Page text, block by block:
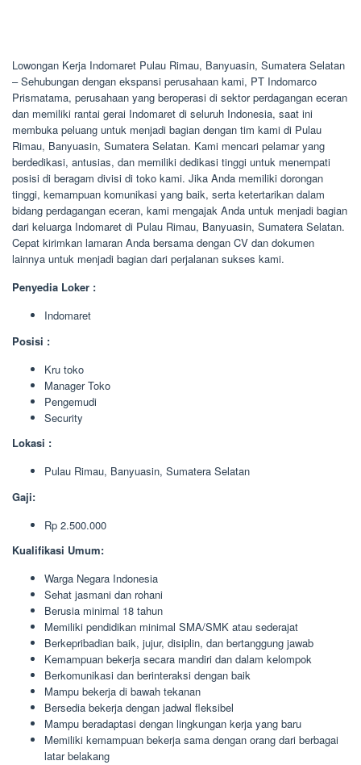
Lowongan Kerja Indomaret Pulau Rimau, Banyuasin, Sumatera Selatan
– Sehubungan dengan ekspansi perusahaan kami, PT Indomarco
Prismatama, perusahaan yang beroperasi di sektor perdagangan eceran
dan memiliki rantai gerai Indomaret di seluruh Indonesia, saat ini
membuka peluang untuk menjadi bagian dengan tim kami di Pulau
Rimau, Banyuasin, Sumatera Selatan. Kami mencari pelamar yang
berdedikasi, antusias, dan memiliki dedikasi tinggi untuk menempati
posisi di beragam divisi di toko kami. Jika Anda memiliki dorongan
tinggi, kemampuan komunikasi yang baik, serta ketertarikan dalam
bidang perdagangan eceran, kami mengajak Anda untuk menjadi bagian
dari keluarga Indomaret di Pulau Rimau, Banyuasin, Sumatera Selatan.
Cepat kirimkan lamaran Anda bersama dengan CV dan dokumen
lainnya untuk menjadi bagian dari perjalanan sukses kami.
Penyedia Loker :
Indomaret
Posisi :
Kru toko
Manager Toko
Pengemudi
Security
Lokasi :
Pulau Rimau, Banyuasin, Sumatera Selatan
Gaji:
Rp 2.500.000
Kualifikasi Umum:
Warga Negara Indonesia
Sehat jasmani dan rohani
Berusia minimal 18 tahun
Memiliki pendidikan minimal SMA/SMK atau sederajat
Berkepribadian baik, jujur, disiplin, dan bertanggung jawab
Kemampuan bekerja secara mandiri dan dalam kelompok
Berkomunikasi dan berinteraksi dengan baik
Mampu bekerja di bawah tekanan
Bersedia bekerja dengan jadwal fleksibel
Mampu beradaptasi dengan lingkungan kerja yang baru
Memiliki kemampuan bekerja sama dengan orang dari berbagai
latar belakang